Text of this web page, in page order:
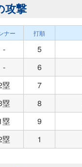
攻撃
ナー 打順
- 5
- 6
塁 7
塁 8
塁 9
塁 1